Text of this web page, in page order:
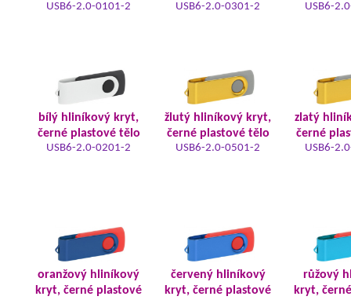
USB6-2.0-0101-2 USB6-2.0-0301-2 USB6-
bílý hliníkový kryt,
černé plastové tělo
USB6-2.0-0201-2
žlutý hliníkový kryt,
černé plastové tělo
USB6-2.0-0501-2
zlatý
černé
USB6-
oranžový hliníkový
kryt, černé plastové
červený hliníkový
kryt, černé plastové
růžový
kryt,